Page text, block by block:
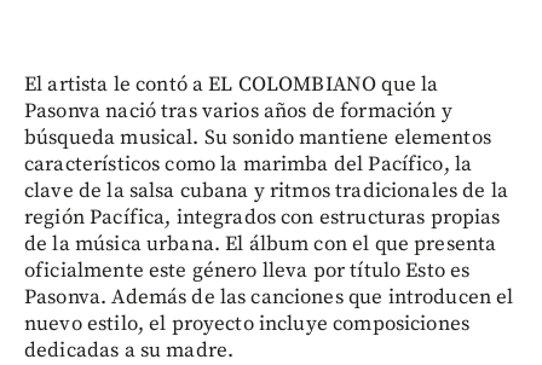
El artista le contó a EL COLOMBIANO que la
Pasonva nació tras varios años de formación y
búsqueda musical. Su sonido mantiene elementos
característicos como la marimba del Pacífico, la
clave de la salsa cubana y ritmos tradicionales de la
región Pacífica, integrados con estructuras propias
de la música urbana. El álbum con el que presenta
oficialmente este género lleva por título Esto es
Pasonva. Además de las canciones que introducen el
nuevo estilo, el proyecto incluye composiciones
dedicadas a su madre.